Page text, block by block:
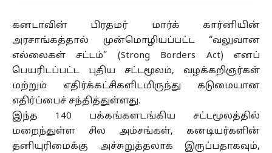
கனடாவின் பிரதமர் மார்க் கார்னியின்
அரசாங்கத்தால் முன்மொழியப்பட்ட “வலுவான
எல்லைகள் சட்டம்” (Strong Borders Act) எனப்
பெயரிடப்பட்ட புதிய சட்டமூலம், வழக்கறிஞர்கள்
மற்றும் எதிர்க்கட்சிகளிடமிருந்து கடுமையான
எதிர்ப்பைச் சந்தித்துள்ளது.
இந்த 140 பக்கங்களடங்கிய சட்டமூலத்தில்
மறைந்துள்ள சில அம்சங்கள், கனடியர்களின்
தனியுரிமைக்கு அச்சுறுத்தலாக இருப்பதாகவும்,